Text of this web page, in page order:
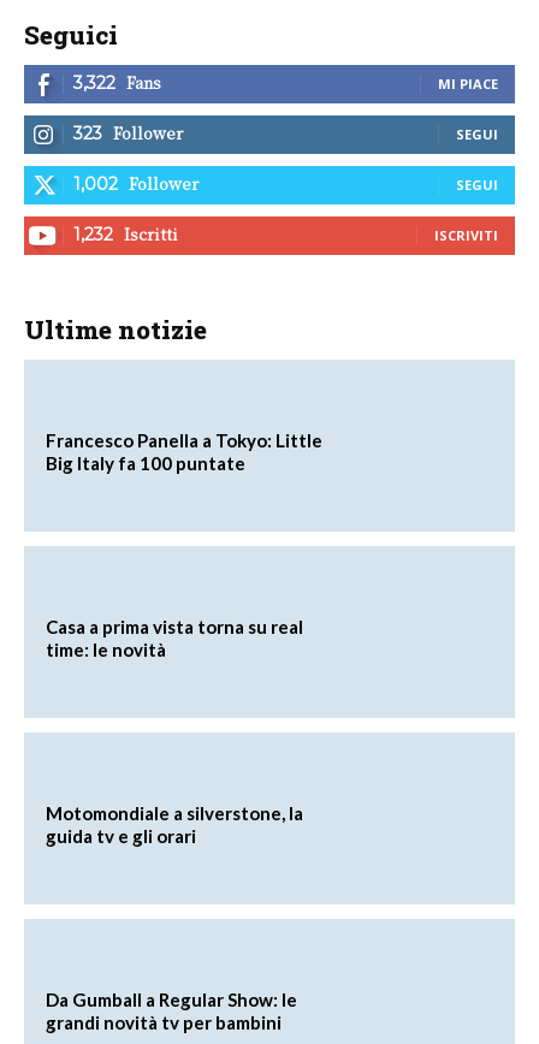
Seguici
3,322 Fans MI PIACE
323 Follower SEGUI
1,002 Follower SEGUI
1,232 Iscritti ISCRIVITI
Ultime notizie
Francesco Panella a Tokyo: Little
Big Italy fa 100 puntate
Casa a prima vista torna su real
time: le novità
Motomondiale a silverstone, la
guida tv e gli orari
Da Gumball a Regular Show: le
grandi novità tv per bambini